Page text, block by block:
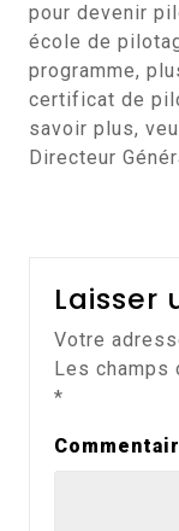
pour devenir
école de
programme,
certificat de
savoir plus,
Directeur
Laisser
Votre
Les champs
*